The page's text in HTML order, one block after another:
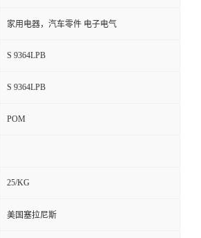
家用电器，汽车零件 电子电气
S 9364LPB
S 9364LPB
POM
25/KG
美国塞拉尼斯